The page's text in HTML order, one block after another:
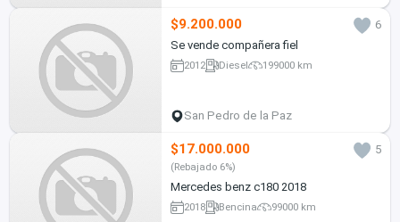
$9.200.000
6
Se vende compañera fiel
2012 Diesel 199000 km
San Pedro de la Paz
$17.000.000 5
(Rebajado 6%)
Mercedes benz c180 2018
2018 Bencina 99000 km